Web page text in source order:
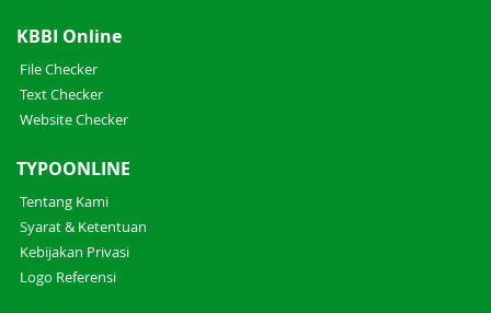
KBBI Online
File Checker
Text Checker
Website Checker
TYPOONLINE
Tentang Kami
Syarat & Ketentuan
Kebijakan Privasi
Logo Referensi